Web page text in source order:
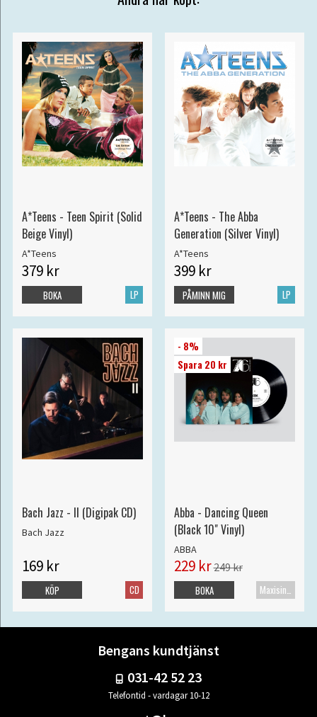
A*Teens - Teen Spirit (Solid
Beige Vinyl)
A*Teens
379 kr
LP
BOKA
A*Teens - The Abba
Generation (Silver Vinyl)
A*Teens
399 kr
LP
PÅMINN MIG
Bach Jazz - II (Digipak CD)
Bach Jazz
169 kr
CD
KÖP
- 8%
Spara 20 kr
Abba - Dancing Queen
(Black 10" Vinyl)
ABBA
229 kr249 kr
Maxisingel
BOKA
Bengans kundtjänst
031-42 52 23
Telefontid - vardagar 10-12